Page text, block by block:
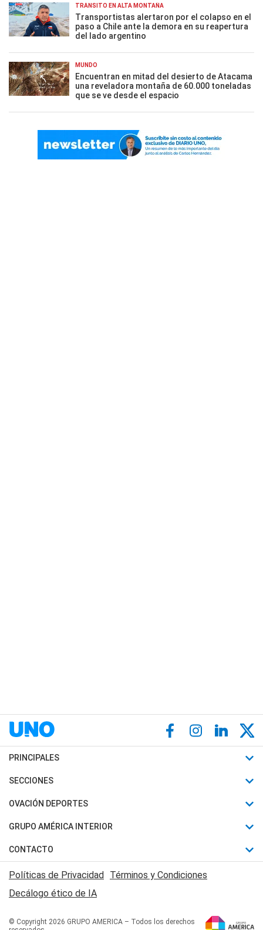
TRÁNSITO EN ALTA MONTAÑA
Transportistas alertaron por el colapso en el
paso a Chile ante la demora en su reapertura
del lado argentino
MUNDO
Encuentran en mitad del desierto de Atacama
una reveladora montaña de 60.000 toneladas
que se ve desde el espacio
PRINCIPALES
Últimas Noticias
Política
Judiciales
Economia
SECCIONES
Horóscopo
Motores
Trucos caseros
Series y Películas
Edictos y Solicitadas
OVACIÓN DEPORTES
Fútbol
Mundial
Automovilismo
Rugby
Básquet
GRUPO AMÉRICA INTERIOR
Canal 7 en Vivo
San Juan 8
CONTACTO
Acerca de Nosotros
Contactanos
Políticas de Privacidad Términos y Condiciones
Decálogo ético de IA
© Copyright 2026 GRUPO AMERICA – Todos los derechos